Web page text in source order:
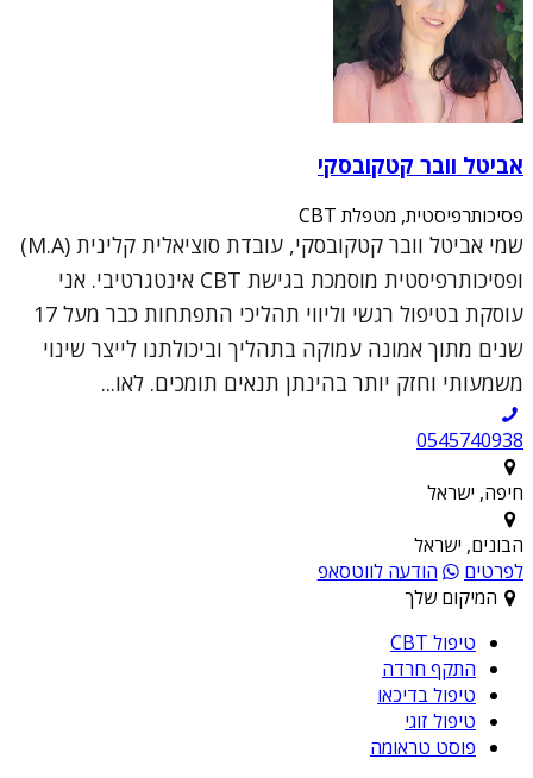
אביטל וובר קטקובסקי
פסיכותרפיסטית, מטפלת CBT
שמי אביטל וובר קטקובסקי, עובדת סוציאלית קלינית (M.A)
ופסיכותרפיסטית מוסמכת בגישת CBT אינטגרטיבי. אני
עוסקת בטיפול רגשי וליווי תהליכי התפתחות כבר מעל 17
שנים מתוך אמונה עמוקה בתהליך וביכולתנו לייצר שינוי
משמעותי וחזק יותר בהינתן תנאים תומכים. לאו...
0545740938
חיפה, ישראל
הבונים, ישראל
לפרטים
הודעה לווטסאפ
המיקום שלך
טיפול CBT
התקף חרדה
טיפול בדיכאו
טיפול זוגי
פוסט טראומה